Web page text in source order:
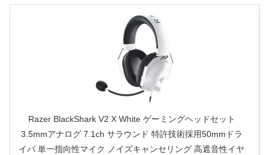
Razer BlackShark V2 X White ゲーミングヘッドセット
3.5mmアナログ 7.1ch サラウンド 特許技術採用50mmドラ
イバ 単一指向性マイク ノイズキャンセリング 高遮音性イヤ